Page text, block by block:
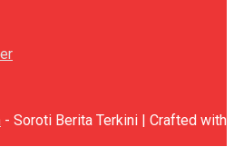
- Soroti Berita Terkini | Crafted with